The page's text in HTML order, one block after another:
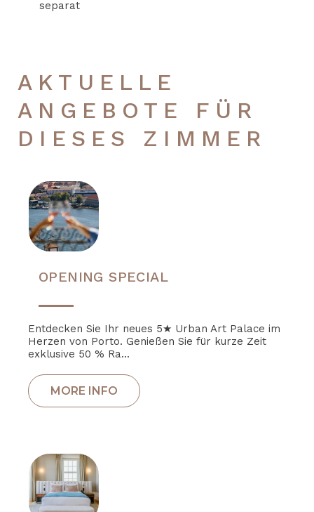
separat
AKTUELLE
ANGEBOTE FÜR
DIESES ZIMMER
OPENING SPECIAL
Entdecken Sie Ihr neues 5★ Urban Art Palace im
Herzen von Porto. Genießen Sie für kurze Zeit
exklusive 50 % Ra...